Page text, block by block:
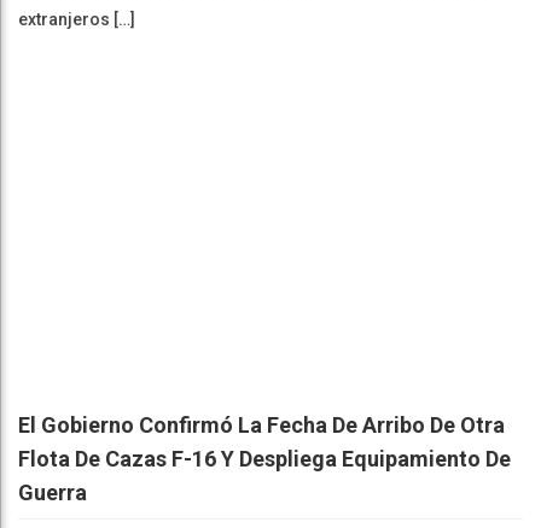
extranjeros […]
El Gobierno Confirmó La Fecha De Arribo De Otra
Flota De Cazas F-16 Y Despliega Equipamiento De
Guerra